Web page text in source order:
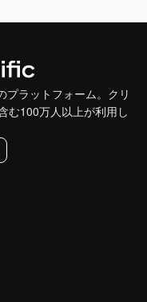
プラットフォーム。クリ
む100万人以上が利用し